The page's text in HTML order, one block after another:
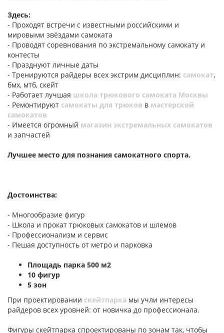
Здесь:
- Проходят встречи с известными российскими и
мировыми звёздами самоката
- Проводят соревнования по экстремальному самокату и
контесты
- Празднуют личные даты
- Тренируются райдеры всех экстрим дисциплин: самокат,
бмх, мтб, скейт
- Работает лучшая школа трюкового самоката Москвы
- Ремонтируют самокаты для трюков в мастерской
самокатов
- Имеется огромный магазин экстремальных самокатов
и запчастей
Лучшее место для познания самокатного спорта.
Достоинства:
- Многообразие фигур
- Школа и прокат трюковых самокатов и шлемов
- Профессионализм и сервис
- Пешая доступность от метро и парковка
Площадь парка 500 м2
10 фигур
5 зон
При проектировании скейтпарка мы учли интересы
райдеров всех уровней: от новичка до профессионала.
Фигуры скейтпарка спроектированы по зонам так, чтобы